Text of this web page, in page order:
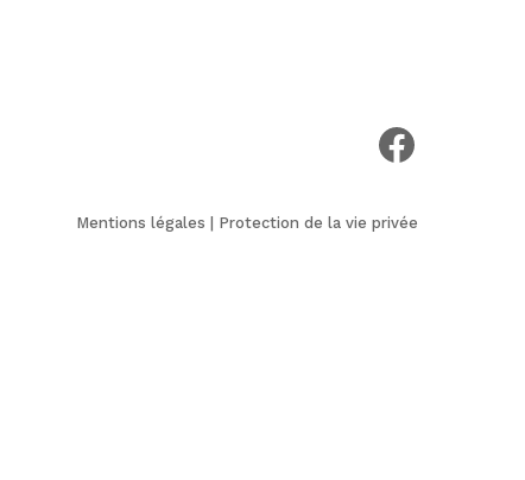
Mentions légales Protection de la vie privée